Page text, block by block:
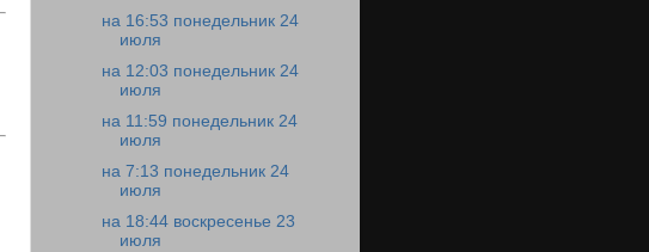
на 16:53 понедельник 24
июля
на 12:03 понедельник 24
июля
на 11:59 понедельник 24
июля
на 7:13 понедельник 24
июля
на 18:44 воскресенье 23
июля